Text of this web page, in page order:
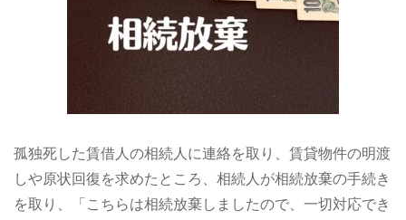
孤独死した賃借人の相続人に連絡を取り、賃貸物件の明渡
しや原状回復を求めたところ、相続人が相続放棄の手続き
を取り、「こちらは相続放棄しましたので、一切対応でき